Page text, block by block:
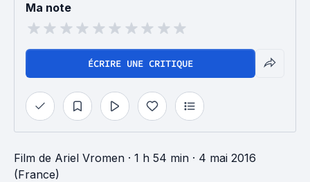
Ma note
ÉCRIRE UNE CRITIQUE
Film de Ariel Vromen · 1 h 54 min · 4 mai 2016
(France)